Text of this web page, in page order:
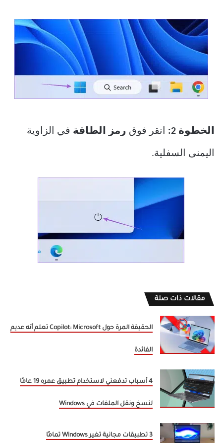
الخطوة 2: انقر فوق رمز الطاقة في الزاوية
اليمنى السفلية.
مقالات ذات صلة
الحقيقة المرة حول Copilot: Microsoft تعلم أنه عديم
الفائدة
4 أسباب تدفعني لاستخدام تطبيق عمره 19 عامًا
لنسخ ونقل الملفات في Windows
3 تطبيقات مجانية تغير Windows تمامًا